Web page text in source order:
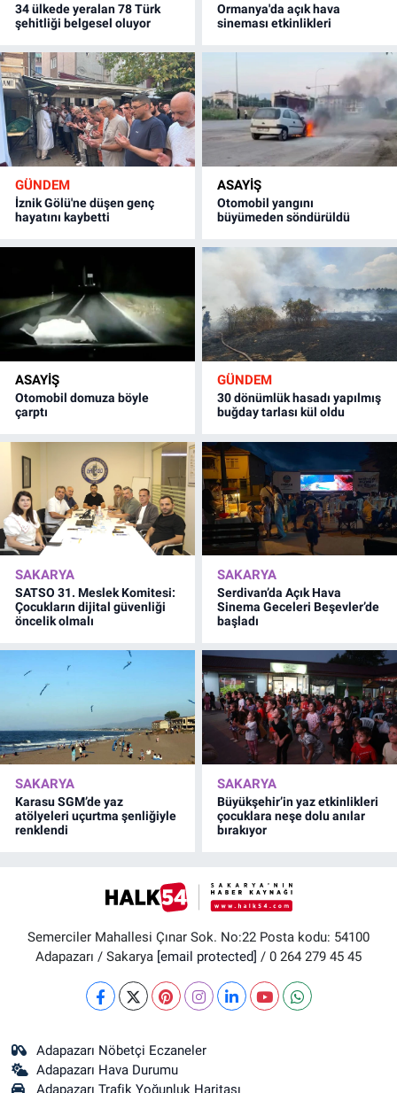
34 ülkede yeralan 78 Türk
şehitliği belgesel oluyor
Ormanya'da açık hava
sineması etkinlikleri
GÜNDEM
İznik Gölü'ne düşen genç
hayatını kaybetti
ASAYİŞ
Otomobil yangını
büyümeden söndürüldü
ASAYİŞ
Otomobil domuza böyle
çarptı
GÜNDEM
30 dönümlük hasadı yapılmış
buğday tarlası kül oldu
SAKARYA
SATSO 31. Meslek Komitesi:
Çocukların dijital güvenliği
öncelik olmalı
SAKARYA
Serdivan’da Açık Hava
Sinema Geceleri Beşevler’de
başladı
SAKARYA
Karasu SGM’de yaz
atölyeleri uçurtma şenliğiyle
renklendi
SAKARYA
Büyükşehir’in yaz etkinlikleri
çocuklara neşe dolu anılar
bırakıyor
Semerciler Mahallesi Çınar Sok. No:22 Posta kodu: 54100
Adapazarı / Sakarya [email protected] / 0 264 279 45 45
Adapazarı Nöbetçi Eczaneler
Adapazarı Hava Durumu